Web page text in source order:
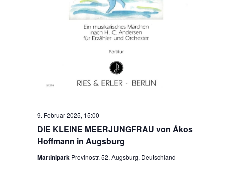
DIE KLEINE MEERJUNGFRAU von Ákos
Hoffmann in Augsburg
9. Februar 2025, 15:00
Martinipark Provinostr. 52, Augsburg, Deutschland